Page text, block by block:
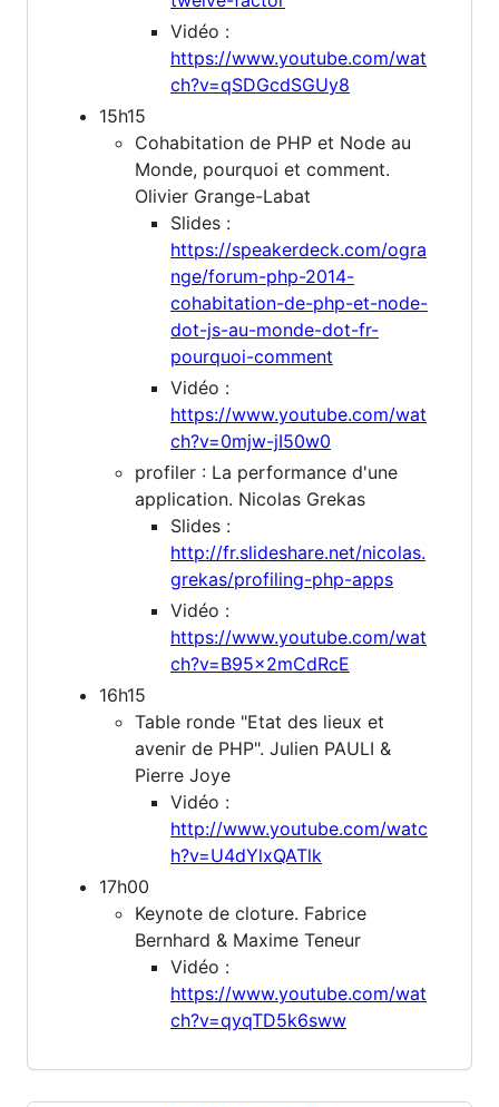
Vidéo :
https://www.youtube.com/wat
ch?v=qSDGcdSGUy8
15h15
Cohabitation de PHP et Node au
Monde, pourquoi et comment.
Olivier Grange-Labat
Slides :
https://speakerdeck.com/ogra
nge/forum-php-2014-
cohabitation-de-php-et-node-
dot-js-au-monde-dot-fr-
pourquoi-comment
Vidéo :
https://www.youtube.com/wat
ch?v=0mjw-jI50w0
profiler : La performance d'une
application. Nicolas Grekas
Slides :
http://fr.slideshare.net/nicolas.
grekas/profiling-php-apps
Vidéo :
https://www.youtube.com/wat
ch?v=B95x2mCdRcE
16h15
Table ronde "Etat des lieux et
avenir de PHP". Julien PAULI &
Pierre Joye
Vidéo :
http://www.youtube.com/watc
h?v=U4dYlxQATlk
17h00
Keynote de cloture. Fabrice
Bernhard & Maxime Teneur
Vidéo :
https://www.youtube.com/wat
ch?v=qyqTD5k6sww